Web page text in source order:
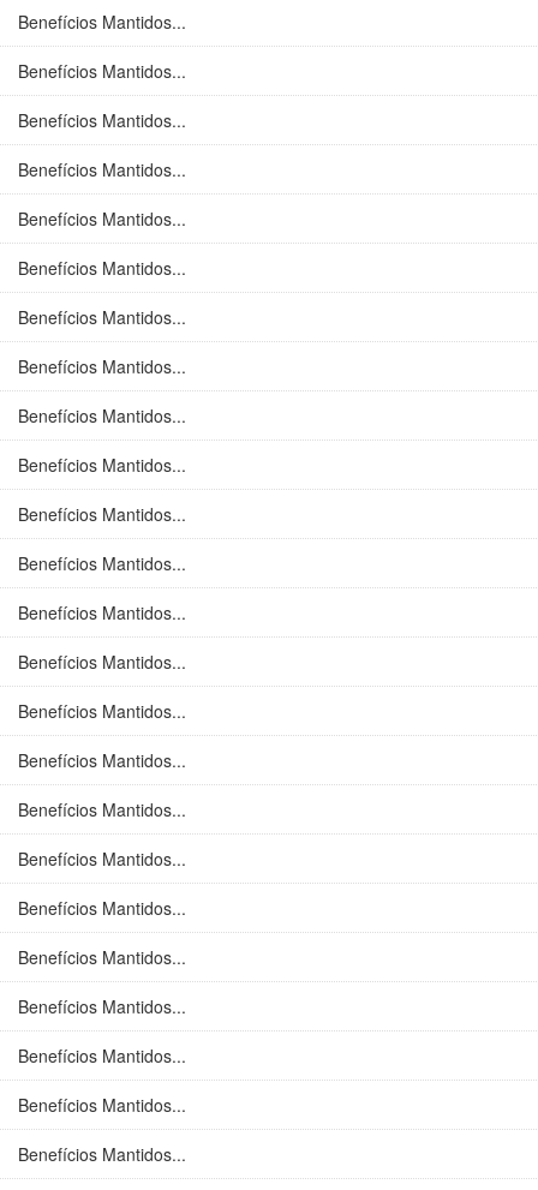
Benefícios Mantidos...
Benefícios Mantidos...
Benefícios Mantidos...
Benefícios Mantidos...
Benefícios Mantidos...
Benefícios Mantidos...
Benefícios Mantidos...
Benefícios Mantidos...
Benefícios Mantidos...
Benefícios Mantidos...
Benefícios Mantidos...
Benefícios Mantidos...
Benefícios Mantidos...
Benefícios Mantidos...
Benefícios Mantidos...
Benefícios Mantidos...
Benefícios Mantidos...
Benefícios Mantidos...
Benefícios Mantidos...
Benefícios Mantidos...
Benefícios Mantidos...
Benefícios Mantidos...
Benefícios Mantidos...
Benefícios Mantidos...